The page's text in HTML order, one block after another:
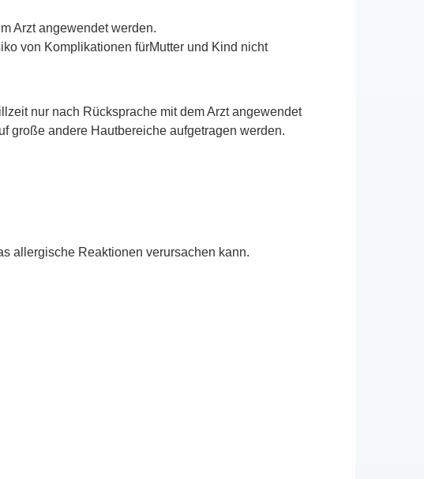
Arzt angewendet werden.
von Komplikationen fürMutter und Kind nicht
nur nach Rücksprache mit dem Arzt angewendet
große andere Hautbereiche aufgetragen werden.
allergische Reaktionen verursachen kann.